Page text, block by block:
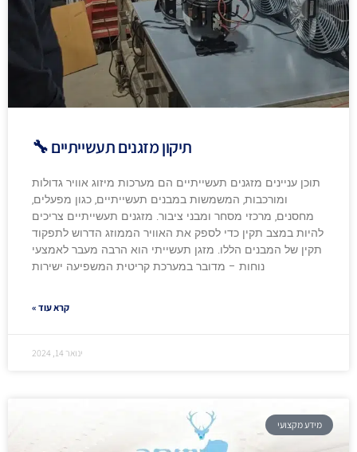
תיקון מזגנים תעשייתיים 🔧
תוכן עניינים מזגנים תעשייתיים הם מערכות מיזוג אוויר גדולות
ומורכבות, המשמשות במבנים תעשייתיים, כגון מפעלים,
מחסנים, מרכזי מסחר ומבני ציבור. מזגנים תעשייתיים צריכים
להיות במצב תקין כדי לספק את האוויר הממוזג הדרוש לתפקוד
תקין של המבנים הללו. מזגן תעשייתי הוא הרבה מעבר לאמצעי
נוחות – מדובר במערכת קריטית המשפיעה ישירות
קרא עוד »
ינואר 14, 2024
מידע מקצועי